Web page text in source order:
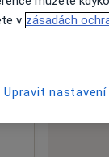
v zásadách
Upravit nastavení